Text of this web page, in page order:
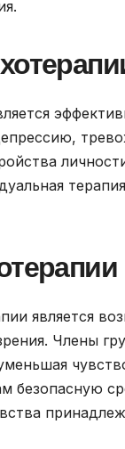
является
Члены
безопасную